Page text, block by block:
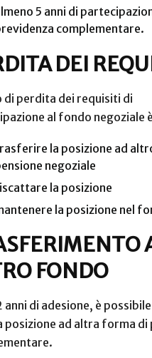
5 anni di
complementare.
DEI
di perdita dei requisiti di
al fondo negoziale
la posizione ad
negoziale
la posizione
la posizione nel
FONDO
anni di adesione, è
posizione ad altra forma di